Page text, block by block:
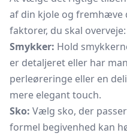
af din kjole og fremhæve
faktorer, du skal overveje:
Smykker: Hold
er detaljeret eller har
perleøreringe eller en
mere elegant touch.
Sko: Vælg sko, der
formel begivenhed kan